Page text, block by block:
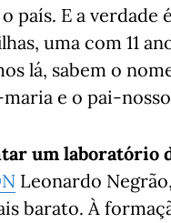
país. E a verdade
uma com 11
lá, sabem o
e o pai-
um laboratório
Leonardo
barato. À